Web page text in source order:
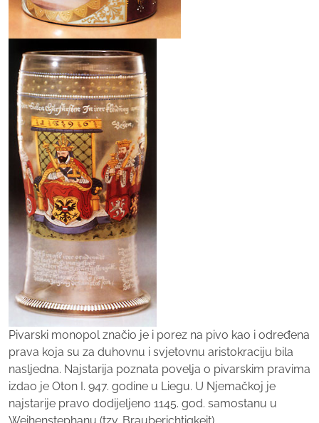
Pivarski monopol značio je i porez na pivo kao i određena
prava koja su za duhovnu i svjetovnu aristokraciju bila
nasljedna. Najstarija poznata povelja o pivarskim pravima
izdao je Oton I. 947. godine u Liegu. U Njemačkoj je
najstarije pravo dodijeljeno 1145. god. samostanu u